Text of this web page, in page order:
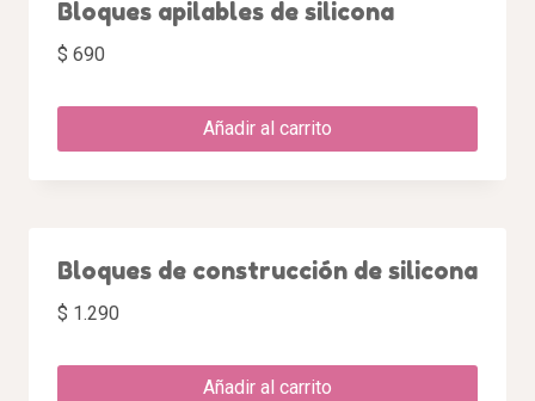
Bloques apilables de silicona
$ 690
Añadir al carrito
Bloques de construcción de silicona
$ 1.290
Añadir al carrito